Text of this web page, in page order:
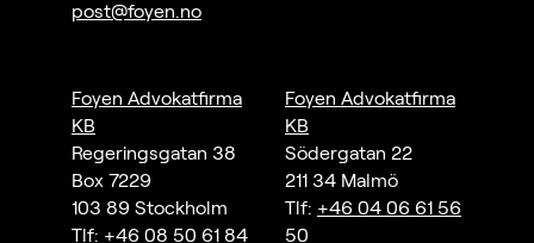
post@foyen.no
Foyen Advokatfirma
KB
Regeringsgatan 38
Box 7229
103 89 Stockholm
Tlf: +46 08 50 61 84
Foyen Advokatfirma
KB
Södergatan 22
211 34 Malmö
Tlf: +46 04 06 61 56
50